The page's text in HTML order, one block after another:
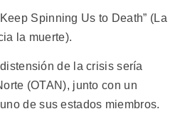
Spinning Us to Death” (La
la muerte).
de la crisis sería
(OTAN), junto con un
de sus estados miembros.